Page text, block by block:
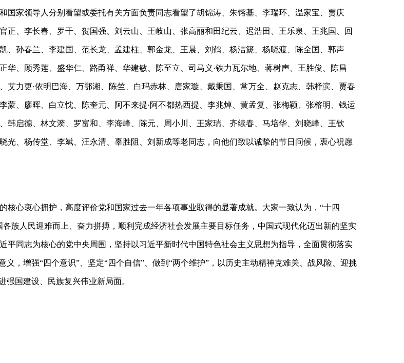
国家领导人分别看望或委托有关方面负责同志看望了胡锦涛、朱镕基、李瑞环、温家宝、贾庆
、李长春、罗干、贺国强、刘云山、王岐山、张高丽和田纪云、迟浩田、王乐泉、王兆国、回
、孙春兰、李建国、范长龙、孟建柱、郭金龙、王晨、刘鹤、杨洁篪、杨晓渡、陈全国、郭声
、顾秀莲、盛华仁、路甬祥、华建敏、陈至立、司马义·铁力瓦尔地、蒋树声、王胜俊、陈昌
力更·依明巴海、万鄂湘、陈竺、白玛赤林、唐家璇、戴秉国、常万全、赵克志、韩杼滨、贾春
、廖晖、白立忱、陈奎元、阿不来提·阿不都热西提、李兆焯、黄孟复、张梅颖、张榕明、钱运
韩启德、林文漪、罗富和、李海峰、陈元、周小川、王家瑞、齐续春、马培华、刘晓峰、王钦
光、杨传堂、李斌、汪永清、辜胜阻、刘新成等老同志，向他们致以诚挚的节日问候，衷心祝愿
心衷心拥护，高度评价党和国家过去一年各项事业取得的显著成就。大家一致认为，“十四
族人民迎难而上、奋力拼搏，顺利完成经济社会发展主要目标任务，中国式现代化迈出新的坚实
平同志为核心的党中央周围，坚持以习近平新时代中国特色社会主义思想为指导，全面贯彻落实
，增强“四个意识”、坚定“四个自信”、做到“两个维护”，以历史主动精神克难关、战风险、迎挑
强国建设、民族复兴伟业新局面。